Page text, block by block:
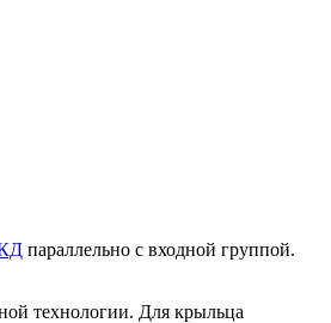
параллельно с входной группой.
технологии. Для крыльца